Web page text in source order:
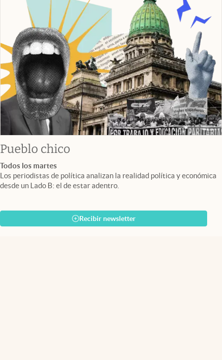
Pueblo chico
Todos los martes
Los periodistas de política analizan la realidad política y económica
desde un Lado B: el de estar adentro.
Recibir newsletter